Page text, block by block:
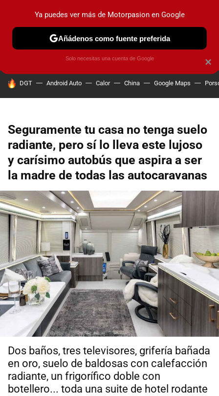
PRUEBAS COCHES ELÉCTRICOS OBSERVATORIO
HOY SE HABLA DE
DGT Android Auto Calor China Google Maps
Seguramente tu casa no tenga suelo
radiante, pero sí lo lleva este lujoso
y carísimo autobús que aspira a ser
la madre de todas las autocaravanas
Dos baños, tres televisores, grifería bañada
en oro, suelo de baldosas con calefacción
radiante, un frigorífico doble con
botellero... toda una suite de hotel rodante
×
Ya puedes ver más de Motorpasion en Google
Añádenos como fuente preferida
Solo necesitas una cuenta de Google